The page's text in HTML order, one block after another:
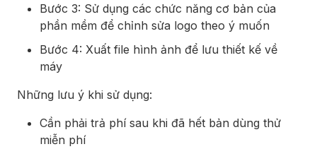
Bước 3: Sử dụng các chức năng cơ bản của
phần mềm để chỉnh sửa logo theo ý muốn
Bước 4: Xuất file hình ảnh để lưu thiết kế về
máy
Những lưu ý khi sử dụng:
Cần phải trả phí sau khi đã hết bản dùng thử
miễn phí